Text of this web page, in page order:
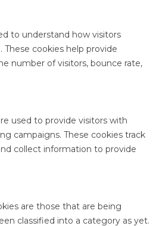
to understand how visitors
cookies help provide
number of visitors, bounce rate,
used to provide visitors with
campaigns. These cookies track
collect information to provide
are those that are being
classified into a category as yet.